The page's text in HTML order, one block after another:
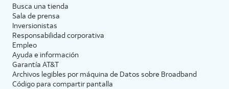
Busca una tienda
Sala de prensa
Inversionistas
Responsabilidad corporativa
Empleo
Ayuda e información
Garantía AT&T
Archivos legibles por máquina de Datos sobre Broadband
Código para compartir pantalla